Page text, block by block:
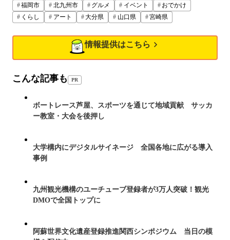
福岡市 北九州市 グルメ イベント
おでかけ
くらし
アート 大分県 山口県 宮崎県
情報提供はこちら
こんな記事も PR
ボートレース芦屋、スポーツを通じて地域貢献 サッカ
ー教室・大会を後押し
大学構内にデジタルサイネージ 全国各地に広がる導入
事例
九州観光機構のユーチューブ登録者が3万人突破！観光
DMOで全国トップに
阿蘇世界文化遺産登録推進関西シンポジウム 当日の模